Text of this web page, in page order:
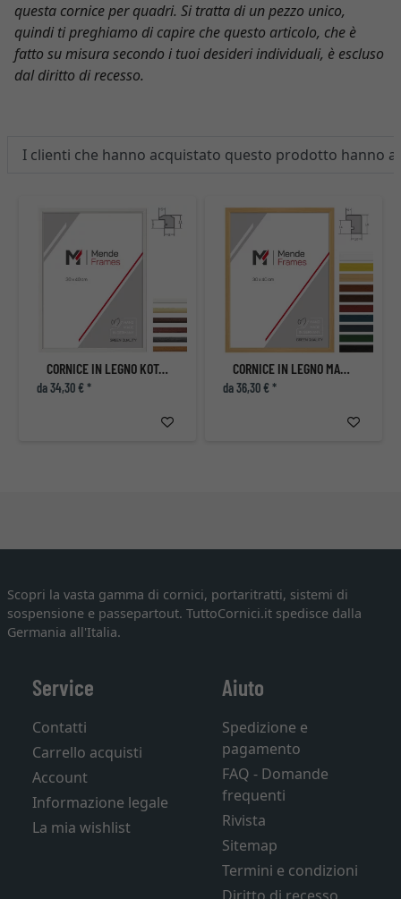
questa cornice per quadri. Si tratta di un pezzo unico,
quindi ti preghiamo di capire che questo articolo, che è
fatto su misura secondo i tuoi desideri individuali, è escluso
dal diritto di recesso.
I clienti che hanno acquistato questo prodotto hanno
CORNICE IN LEGNO KOTA SU MISURA
da 34,30 € *
CORNICE IN LEGNO MACMAC SU MISURA
da 36,30 € *
Scopri la vasta gamma di cornici, portaritratti, sistemi di
sospensione e passepartout. TuttoCornici.it spedisce dalla
Germania all'Italia.
Service
Contatti
Carrello acquisti
Account
Informazione legale
La mia wishlist
Aiuto
Spedizione e
pagamento
FAQ - Domande
frequenti
Rivista
Sitemap
Termini e condizioni